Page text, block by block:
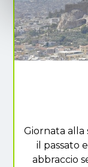
Giornata alla
il passato
abbraccio